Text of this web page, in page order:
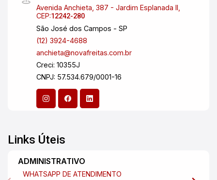
Avenida Anchieta, 387 - Jardim Esplanada II,
CEP:12242-280
São José dos Campos - SP
(12) 3924-4688
anchieta@novafreitas.com.br
Creci: 10355J
CNPJ: 57.534.679/0001-16
Links Úteis
ADMINISTRATIVO
WHATSAPP DE ATENDIMENTO